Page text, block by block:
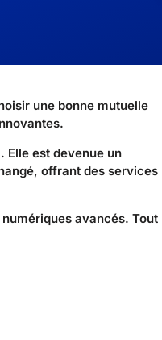
une bonne mutuelle
Elle est devenue un
offrant des services
avancés. Tout